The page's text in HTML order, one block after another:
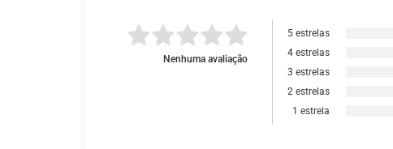
Nenhuma avaliação
5 estrelas
4 estrelas
3 estrelas
2 estrelas
1 estrela